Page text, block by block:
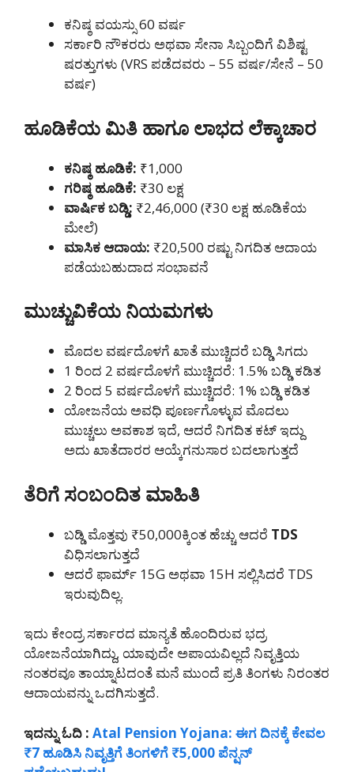
ಕನಿಷ್ಠ ವಯಸ್ಸು 60 ವರ್ಷ
ಸರ್ಕಾರಿ ನೌಕರರು ಅಥವಾ ಸೇನಾ ಸಿಬ್ಬಂದಿಗೆ ವಿಶಿಷ್ಟ
ಷರತ್ತುಗಳು (VRS ಪಡೆದವರು – 55 ವರ್ಷ/ಸೇನೆ – 50
ವರ್ಷ)
ಹೂಡಿಕೆಯ ಮಿತಿ ಹಾಗೂ ಲಾಭದ ಲೆಕ್ಕಾಚಾರ
ಕನಿಷ್ಠ ಹೂಡಿಕೆ: ₹1,000
ಗರಿಷ್ಠ ಹೂಡಿಕೆ: ₹30 ಲಕ್ಷ
ವಾರ್ಷಿಕ ಬಡ್ಡಿ: ₹2,46,000 (₹30 ಲಕ್ಷ ಹೂಡಿಕೆಯ
ಮೇಲೆ)
ಮಾಸಿಕ ಆದಾಯ: ₹20,500 ರಷ್ಟು ನಿಗದಿತ ಆದಾಯ
ಪಡೆಯಬಹುದಾದ ಸಂಭಾವನೆ
ಮುಚ್ಚುವಿಕೆಯ ನಿಯಮಗಳು
ಮೊದಲ ವರ್ಷದೊಳಗೆ ಖಾತೆ ಮುಚ್ಚಿದರೆ ಬಡ್ಡಿ ಸಿಗದು
1 ರಿಂದ 2 ವರ್ಷದೊಳಗೆ ಮುಚ್ಚಿದರೆ: 1.5% ಬಡ್ಡಿ ಕಡಿತ
2 ರಿಂದ 5 ವರ್ಷದೊಳಗೆ ಮುಚ್ಚಿದರೆ: 1% ಬಡ್ಡಿ ಕಡಿತ
ಯೋಜನೆಯ ಅವಧಿ ಪೂರ್ಣಗೊಳ್ಳುವ ಮೊದಲು
ಮುಚ್ಚಲು ಅವಕಾಶ ಇದೆ, ಆದರೆ ನಿಗದಿತ ಕಟ್ ಇದ್ದು
ಅದು ಖಾತೆದಾರರ ಆಯ್ಕೆಗನುಸಾರ ಬದಲಾಗುತ್ತದೆ
ತೆರಿಗೆ ಸಂಬಂದಿತ ಮಾಹಿತಿ
ಬಡ್ಡಿ ಮೊತ್ತವು ₹50,000ಕ್ಕಿಂತ ಹೆಚ್ಚು ಆದರೆ TDS
ವಿಧಿಸಲಾಗುತ್ತದೆ
ಆದರೆ ಫಾರ್ಮ್ 15G ಅಥವಾ 15H ಸಲ್ಲಿಸಿದರೆ TDS
ಇರುವುದಿಲ್ಲ.
ಇದು ಕೇಂದ್ರ ಸರ್ಕಾರದ ಮಾನ್ಯತೆ ಹೊಂದಿರುವ ಭದ್ರ
ಯೋಜನೆಯಾಗಿದ್ದು, ಯಾವುದೇ ಅಪಾಯವಿಲ್ಲದೆ ನಿವೃತ್ತಿಯ
ನಂತರವೂ ತಾಯ್ನಾಟದಂತೆ ಮನೆ ಮುಂದೆ ಪ್ರತಿ ತಿಂಗಳು ನಿರಂತರ
ಆದಾಯವನ್ನು ಒದಗಿಸುತ್ತದೆ.
ಇದನ್ನು ಓದಿ : Atal Pension Yojana: ಈಗ ದಿನಕ್ಕೆ ಕೇವಲ
₹7 ಹೂಡಿಸಿ ನಿವೃತ್ತಿಗೆ ತಿಂಗಳಿಗೆ ₹5,000 ಪೆನ್ಷನ್